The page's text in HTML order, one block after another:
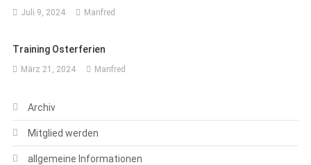
Juli 9, 2024 Manfred
Training Osterferien
März 21, 2024 Manfred
Archiv
Mitglied werden
allgemeine Informationen